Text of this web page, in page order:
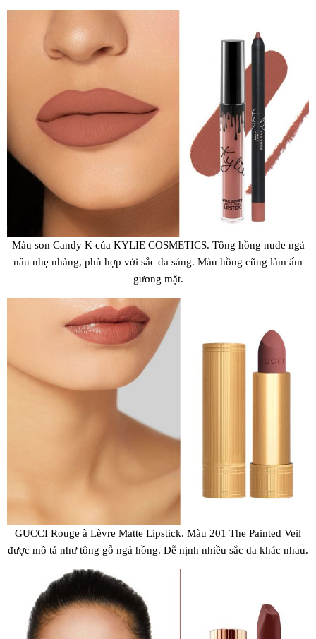
Màu son Candy K của KYLIE COSMETICS. Tông hồng nude ngả
nâu nhẹ nhàng, phù hợp với sắc da sáng. Màu hồng cũng làm ấm
gương mặt.
GUCCI Rouge à Lèvre Matte Lipstick. Màu 201 The Painted Veil
được mô tả như tông gỗ ngả hồng. Dễ nịnh nhiều sắc da khác nhau.